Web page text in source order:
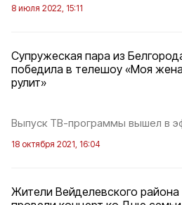
8 июля 2022, 15:11
Супружеская пара из
победила в телешоу «Моя жена
рулит»
Выпуск ТВ-программы вышел в
18 октября 2021, 16:04
Жители Вейделевского района